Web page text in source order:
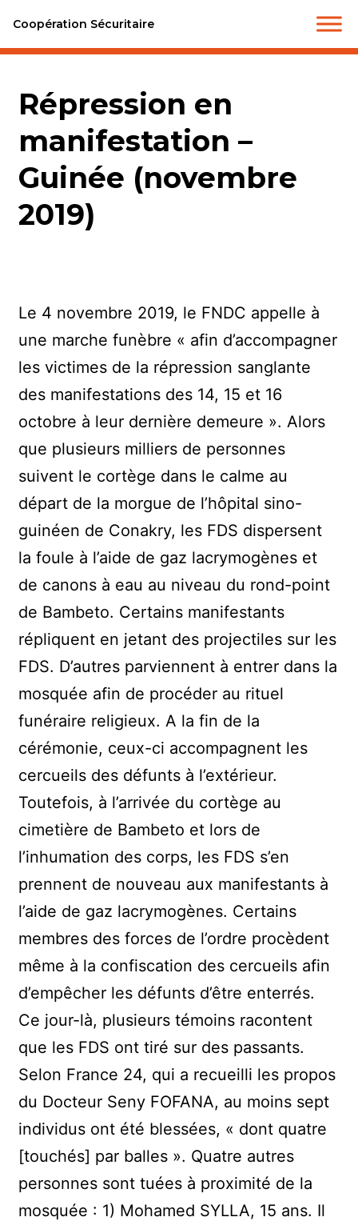
Coopération Sécuritaire
Répression en
manifestation –
Guinée (novembre
2019)
Le 4 novembre 2019, le FNDC appelle à
une marche funèbre « afin d’accompagner
les victimes de la répression sanglante
des manifestations des 14, 15 et 16
octobre à leur dernière demeure ». Alors
que plusieurs milliers de personnes
suivent le cortège dans le calme au
départ de la morgue de l’hôpital sino-
guinéen de Conakry, les FDS dispersent
la foule à l’aide de gaz lacrymogènes et
de canons à eau au niveau du rond-point
de Bambeto. Certains manifestants
répliquent en jetant des projectiles sur les
FDS. D’autres parviennent à entrer dans la
mosquée afin de procéder au rituel
funéraire religieux. A la fin de la
cérémonie, ceux-ci accompagnent les
cercueils des défunts à l’extérieur.
Toutefois, à l’arrivée du cortège au
cimetière de Bambeto et lors de
l’inhumation des corps, les FDS s’en
prennent de nouveau aux manifestants à
l’aide de gaz lacrymogènes. Certains
membres des forces de l’ordre procèdent
même à la confiscation des cercueils afin
d’empêcher les défunts d’être enterrés.
Ce jour-là, plusieurs témoins racontent
que les FDS ont tiré sur des passants.
Selon France 24, qui a recueilli les propos
du Docteur Seny FOFANA, au moins sept
individus ont été blessées, « dont quatre
[touchés] par balles ». Quatre autres
personnes sont tuées à proximité de la
mosquée : 1) Mohamed SYLLA, 15 ans. Il